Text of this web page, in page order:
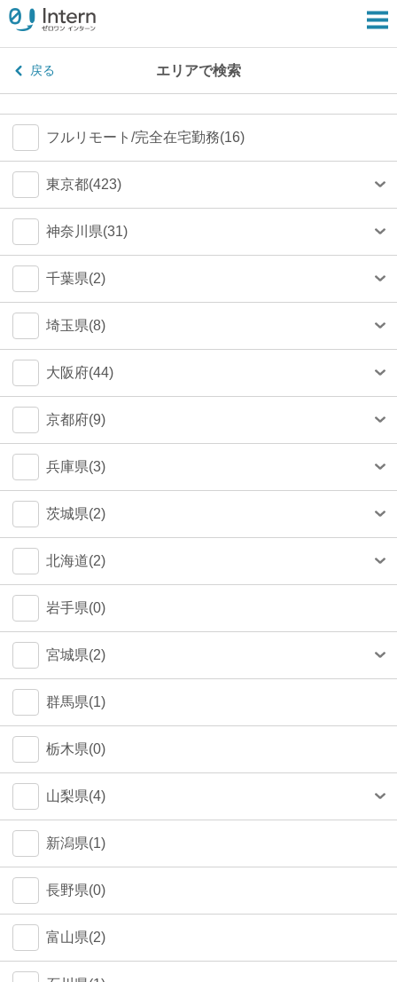
戻る エリアで検索
フルリモート/完全在宅勤務(16)
東京都(423)
港区(79)
渋谷区(75)
新宿区(67)
千代田区(54)
中央区(50)
品川区(30)
豊島区(14)
目黒区(14)
文京区(13)
世田谷区(7)
台東区(5)
神奈川県(31)
横浜市(23)
川崎市(4)
鎌倉市(1)
大和市(0)
千葉県(2)
船橋市(0)
千葉市(0)
埼玉県(8)
さいたま市(4)
大阪府(44)
大阪市(39)
豊中市(3)
吹田市(1)
京都府(9)
京都市(9)
兵庫県(3)
神戸市(1)
茨城県(2)
つくば市(1)
北海道(2)
札幌市(1)
岩手県(0)
宮城県(2)
仙台市(2)
群馬県(1)
栃木県(0)
山梨県(4)
甲府市(4)
新潟県(1)
長野県(0)
富山県(2)